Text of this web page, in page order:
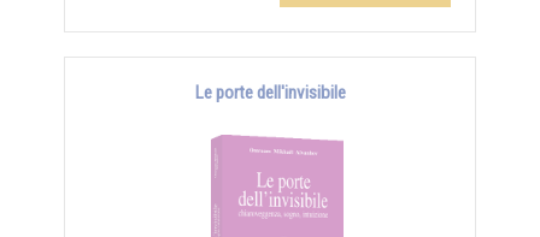
Le porte dell'invisibile